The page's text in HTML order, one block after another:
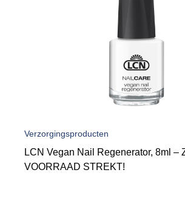
Verzorgingsproducten
LCN Vegan Nail Regenerator, 8ml –
VOORRAAD STREKT!